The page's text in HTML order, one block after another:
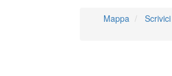
Mappa Scrivici